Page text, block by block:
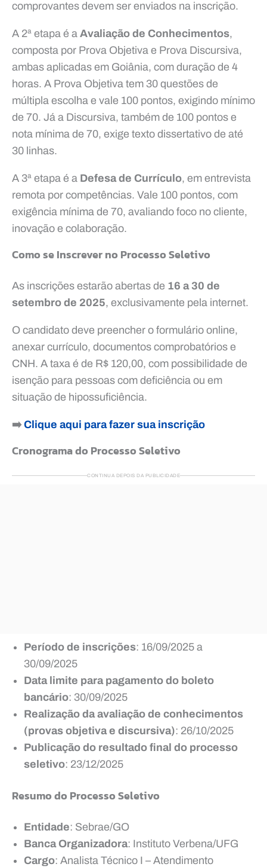
comprovantes devem ser enviados na inscrição.
A 2ª etapa é a Avaliação de Conhecimentos,
composta por Prova Objetiva e Prova Discursiva,
ambas aplicadas em Goiânia, com duração de 4
horas. A Prova Objetiva tem 30 questões de
múltipla escolha e vale 100 pontos, exigindo mínimo
de 70. Já a Discursiva, também de 100 pontos e
nota mínima de 70, exige texto dissertativo de até
30 linhas.
A 3ª etapa é a Defesa de Currículo, em entrevista
remota por competências. Vale 100 pontos, com
exigência mínima de 70, avaliando foco no cliente,
inovação e colaboração.
Como se Inscrever no Processo Seletivo
As inscrições estarão abertas de 16 a 30 de
setembro de 2025, exclusivamente pela internet.
O candidato deve preencher o formulário online,
anexar currículo, documentos comprobatórios e
CNH. A taxa é de R$ 120,00, com possibilidade de
isenção para pessoas com deficiência ou em
situação de hipossuficiência.
➡️ Clique aqui para fazer sua inscrição
Cronograma do Processo Seletivo
CONTINUA DEPOIS DA PUBLICIDADE
Período de inscrições: 16/09/2025 a
30/09/2025
Data limite para pagamento do boleto
bancário: 30/09/2025
Realização da avaliação de conhecimentos
(provas objetiva e discursiva): 26/10/2025
Publicação do resultado final do processo
seletivo: 23/12/2025
Resumo do Processo Seletivo
Entidade: Sebrae/GO
Banca Organizadora: Instituto Verbena/UFG
Cargo: Analista Técnico I – Atendimento